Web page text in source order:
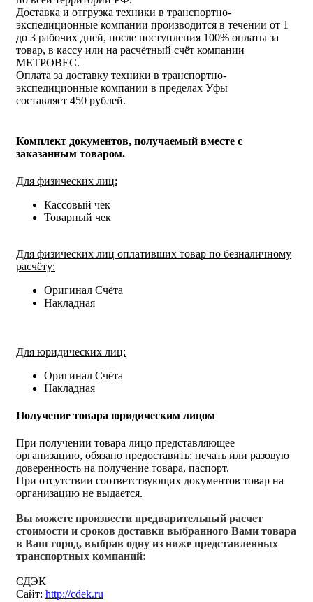
Доставка и отгрузка техники в транспортно-
экспедиционные компании производится в течении от 1
до 3 рабочих дней, после поступления 100% оплаты за
товар, в кассу или на расчётный счёт компании
МЕТРОВЕС.
Оплата за доставку техники в транспортно-
экспедиционные компании в пределах Уфы
составляет 450 рублей.
Комплект документов, получаемый вместе с
заказанным товаром.
Для физических лиц:
Кассовый чек
Товарный чек
Для физических лиц оплативших товар по безналичному
расчёту:
Оригинал Счёта
Накладная
Для юридических лиц:
Оригинал Счёта
Накладная
Получение товара юридическим лицом
При получении товара лицо представляющее
организацию, обязано предоставить: печать или разовую
доверенность на получение товара, паспорт.
При отсутствии соответствующих документов товар на
организацию не выдается.
Вы можете произвести предварительный расчет
стоимости и сроков доставки выбранного Вами товара
в Ваш город, выбрав одну из ниже представленных
транспортных компаний:
СДЭК
Сайт: http://cdek.ru